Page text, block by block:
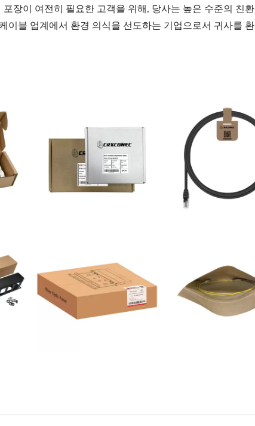
장이 여전히 필요한 고객을 위해, 당사는 높은 수준의 친환
이블 업계에서 환경 의식을 선도하는 기업으로서 귀사를 환